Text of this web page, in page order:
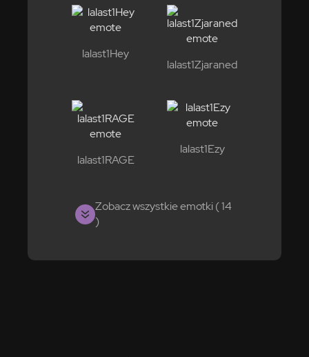
lalast1Hey
lalast1Zjaraned
lalast1RAGE
lalast1Ezy
Zobacz wszystkie emotki ( 14
)